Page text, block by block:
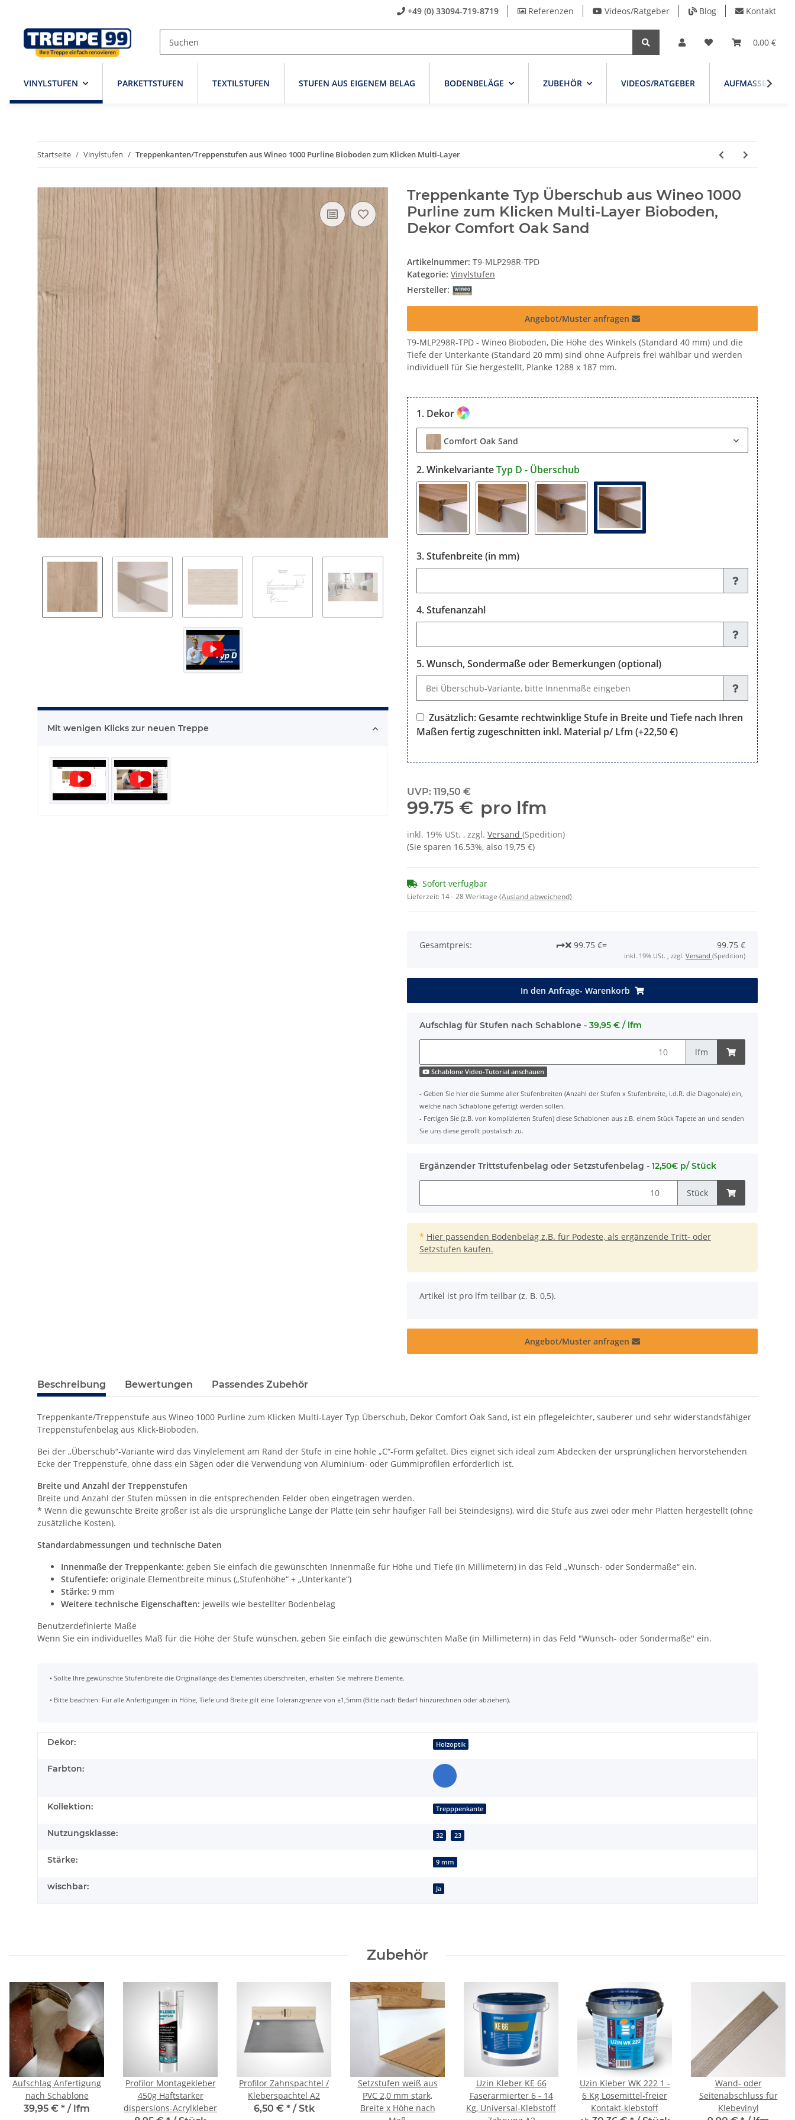
+49 (0) 33094-719-8719 Referenzen Videos/Ratgeber Blog Kontakt
0,00 €
VINYLSTUFEN PARKETTSTUFEN TEXTILSTUFEN STUFEN AUS EIGENEM BELAG BODENBELÄGE ZUBEHÖR VIDEOS/RATGEBER AUFMASSBLATT
Startseite Vinylstufen Treppenkanten/Treppenstufen aus Wineo 1000 Purline Bioboden zum Klicken Multi-Layer
Mit wenigen Klicks zur neuen Treppe
Treppenkante Typ Überschub aus Wineo 1000
Purline zum Klicken Multi-Layer Bioboden,
Dekor Comfort Oak Sand
Artikelnummer: T9-MLP298R-TPD
Kategorie: Vinylstufen
Hersteller:
Angebot/Muster anfragen
T9-MLP298R-TPD - Wineo Bioboden, Die Höhe des Winkels (Standard 40 mm) und die
Tiefe der Unterkante (Standard 20 mm) sind ohne Aufpreis frei wählbar und werden
individuell für Sie hergestellt, Planke 1288 x 187 mm.
Dekor
Comfort Oak Sand
WinkelvarianteTyp D - Überschub
Stufenbreite (in mm)
Stufenanzahl
Wunsch, Sondermaße oder Bemerkungen (optional)
Zusätzlich: Gesamte rechtwinklige Stufe in Breite und Tiefe nach Ihren
Maßen fertig zugeschnitten inkl. Material p/ Lfm (+22,50 €)
Zusätzlich: Gesamte rechtwinklige Stufe in Breite und Tiefe nach Ihren Maßen fertig
UVP: 119,50 €
99.75 € pro lfm
inkl. 19% USt. , zzgl. Versand (Spedition)
(Sie sparen 16.53%, also 19,75 €)
Sofort verfügbar
Lieferzeit: 14 - 28 Werktage (Ausland abweichend)
Gesamtpreis: 99.75 €= 99.75 €
inkl. 19% USt. , zzgl. Versand (Spedition)
In den Anfrage- Warenkorb
Aufschlag für Stufen nach Schablone - 39,95 € / lfm
lfm
Schablone Video-Tutorial anschauen
- Geben Sie hier die Summe aller Stufenbreiten (Anzahl der Stufen x Stufenbreite, i.d.R. die Diagonale) ein,
welche nach Schablone gefertigt werden sollen.
- Fertigen Sie (z.B. von komplizierten Stufen) diese Schablonen aus z.B. einem Stück Tapete an und senden
Sie uns diese gerollt postalisch zu.
Ergänzender Trittstufenbelag oder Setzstufenbelag - 12,50€ p/ Stück
Stück
* Hier passenden Bodenbelag z.B. für Podeste, als ergänzende Tritt- oder
Setzstufen kaufen.
x
Artikel ist pro lfm teilbar (z. B. 0,5).
Angebot/Muster anfragen
Beschreibung Bewertungen Passendes Zubehör
Treppenkante/Treppenstufe aus Wineo 1000 Purline zum Klicken Multi-Layer Typ Überschub, Dekor Comfort Oak Sand, ist ein pflegeleichter, sauberer und sehr widerstandsfähiger
Treppenstufenbelag aus Klick-Bioboden.
Bei der „Überschub“-Variante wird das Vinylelement am Rand der Stufe in eine hohle „C“-Form gefaltet. Dies eignet sich ideal zum Abdecken der ursprünglichen hervorstehenden
Ecke der Treppenstufe, ohne dass ein Sägen oder die Verwendung von Aluminium- oder Gummiprofilen erforderlich ist.
Breite und Anzahl der Treppenstufen
Breite und Anzahl der Stufen müssen in die entsprechenden Felder oben eingetragen werden.
* Wenn die gewünschte Breite größer ist als die ursprüngliche Länge der Platte (ein sehr häufiger Fall bei Steindesigns), wird die Stufe aus zwei oder mehr Platten hergestellt (ohne
zusätzliche Kosten).
Standardabmessungen und technische Daten
Innenmaße der Treppenkante: geben Sie einfach die gewünschten Innenmaße für Höhe und Tiefe (in Millimetern) in das Feld „Wunsch- oder Sondermaße“ ein.
Stufentiefe: originale Elementbreite minus („Stufenhöhe“ + „Unterkante“)
Stärke: 9 mm
Weitere technische Eigenschaften: jeweils wie bestellter Bodenbelag
Benutzerdefinierte Maße
Wenn Sie ein individuelles Maß für die Höhe der Stufe wünschen, geben Sie einfach die gewünschten Maße (in Millimetern) in das Feld "Wunsch- oder Sondermaße" ein.
• Sollte Ihre gewünschte Stufenbreite die Originallänge des Elementes überschreiten, erhalten Sie mehrere Elemente.
• Bitte beachten: Für alle Anfertigungen in Höhe, Tiefe und Breite gilt eine Toleranzgrenze von ±1,5mm (Bitte nach Bedarf hinzurechnen oder abziehen).
Dekor: Holzoptik
Farbton:
Kollektion: Trepppenkante
Nutzungsklasse: 32 23
Stärke: 9 mm
wischbar: Ja
Zubehör
Aufschlag Anfertigung
nach Schablone
39,95 € * / lfm
Profilor Montagekleber
450g Haftstarker
dispersions-Acrylkleber
Profilor Zahnspachtel /
Kleberspachtel A2
6,50 € */ Stk
Setzstufen weiß aus
PVC 2,0 mm stark,
Breite x Höhe nach
Uzin Kleber KE 66
Faserarmierter 6 - 14
Kg, Universal-Klebstoff
Uzin Kleber WK 222 1 -
6 Kg Lösemittel-freier
Kontakt-klebstoff
Wand- oder
Seitenabschluss für
Klebevinyl